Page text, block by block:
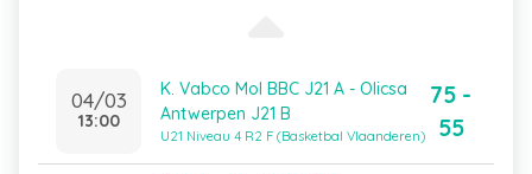
04/03
13:00
K. Vabco Mol BBC J21 A - Olicsa
Antwerpen J21 B
U21 Niveau 4 R2 F (Basketbal Vlaanderen)
75 -
55